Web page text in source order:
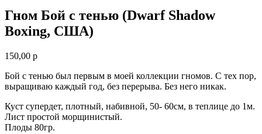
Гном Бой с тенью (Dwarf Shadow
Boxing, США)
150,00 р
Бой с тенью был первым в моей коллекции гномов. С тех пор,
выращиваю каждый год, без перерыва. Без него никак.
Куст супердет, плотный, набивной, 50- 60см, в теплице до 1м.
Лист простой морщинистый.
Плоды 80гр.